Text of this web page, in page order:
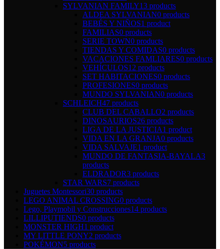
SYLVANIAN FAMILY13 products
ALDEA SYLVANIAN0 products
BEBÉS Y NIÑOS1 product
FAMILIAS0 products
SERIE TOWN0 products
TIENDAS Y COMIDAS0 products
VACACIONES FAMLIARES0 products
VEHÍCULOS12 products
SET HABITACIONES0 products
PROFESIONES0 products
MUNDO SYLVANIAN0 products
SCHLEICH47 products
CLUB DEL CABALLO2 products
DINOSAURIOS26 products
LIGA DE LA JUSTICIA1 product
VIDA EN LA GRANJA0 products
VIDA SALVAJE1 product
MUNDO DE FANTASIA-BAYALA3
products
ELDRADOR3 products
STAR WARS7 products
Juguetes Montessori30 products
LEGO ANIMAL CROSSING0 products
Lego, Playmobil y Construcciones14 products
LILLIPUTIENDS0 products
MONSTER HIGH1 product
MY LITTLE PONY2 products
POKÉMON5 products